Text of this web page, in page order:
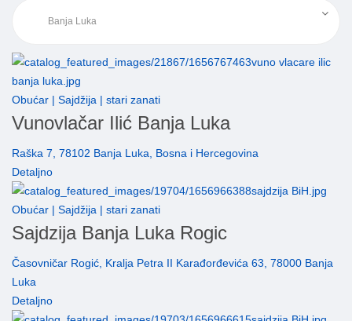
Obućar | Sajdžija | stari zanati
Vunovlačar Ilić Banja Luka
Raška 7, 78102 Banja Luka, Bosna i Hercegovina
Detaljno
Obućar | Sajdžija | stari zanati
Sajdzija Banja Luka Rogic
Časovničar Rogić, Kralja Petra II Karađorđevića 63, 78000 Banja
Luka
Detaljno